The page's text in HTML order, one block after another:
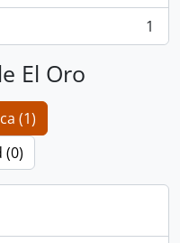
1
El Oro
(1)
(0)